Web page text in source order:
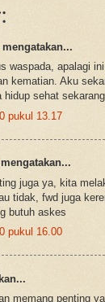
mengatakan...
waspada, apalagi
kematian. Aku
hidup sehat
pukul 13.17
mengatakan...
juga ya, kita
tidak, fwd juga
butuh askes
pukul 16.00
memang penting